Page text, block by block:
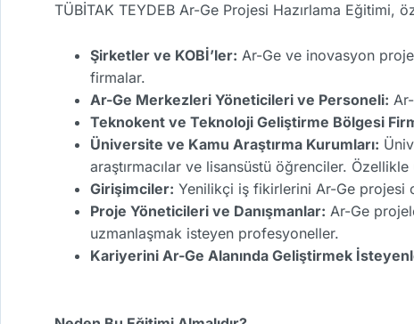
TÜBİTAK TEYDEB Ar-Ge Projesi Hazırlama Eğitimi,
Şirketler ve KOBİ’ler: Ar-Ge ve inovasyon
firmalar.
Ar-Ge Merkezleri Yöneticileri ve Personeli:
Teknokent ve Teknoloji Geliştirme Bölgesi
Üniversite ve Kamu Araştırma Kurumları:
araştırmacılar ve lisansüstü öğrenciler.
Girişimciler: Yenilikçi iş fikirlerini Ar-Ge projesi
Proje Yöneticileri ve Danışmanlar: Ar-Ge
uzmanlaşmak isteyen profesyoneller.
Kariyerini Ar-Ge Alanında Geliştirmek